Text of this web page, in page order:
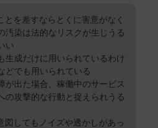
とを差すならとくに害意がなく
汚染は法的なリスクが生じうる
い
生成だけに用いられているわけ
どでも用いられている
が出た場合、稼働中のサービス
の攻撃的な行動と捉えられうる
図してもノイズや透かしがあっ